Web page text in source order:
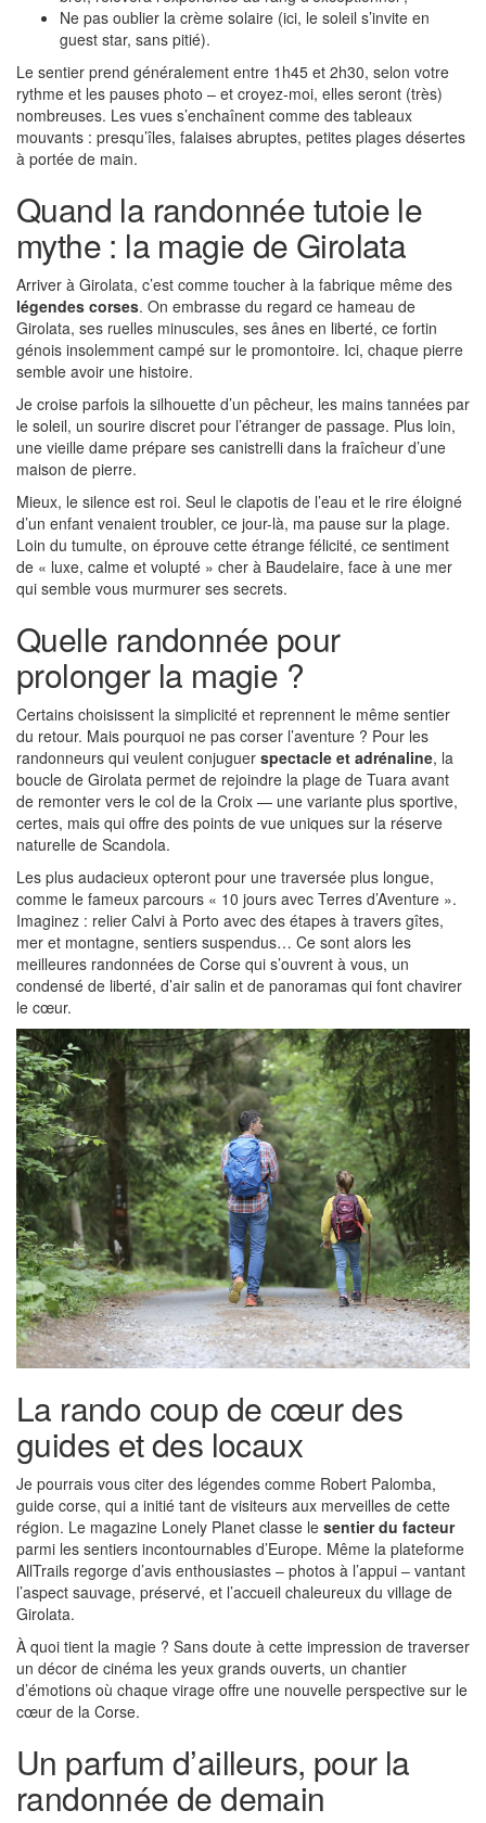
Ne pas oublier la crème solaire (ici, le soleil s’invite en
guest star, sans pitié).
Le sentier prend généralement entre 1h45 et 2h30, selon votre
rythme et les pauses photo – et croyez-moi, elles seront (très)
nombreuses. Les vues s’enchaînent comme des tableaux
mouvants : presqu’îles, falaises abruptes, petites plages désertes
à portée de main.
Quand la randonnée tutoie le
mythe : la magie de Girolata
Arriver à Girolata, c’est comme toucher à la fabrique même des
légendes corses. On embrasse du regard ce hameau de
Girolata, ses ruelles minuscules, ses ânes en liberté, ce fortin
génois insolemment campé sur le promontoire. Ici, chaque pierre
semble avoir une histoire.
Je croise parfois la silhouette d’un pêcheur, les mains tannées par
le soleil, un sourire discret pour l’étranger de passage. Plus loin,
une vieille dame prépare ses canistrelli dans la fraîcheur d’une
maison de pierre.
Mieux, le silence est roi. Seul le clapotis de l’eau et le rire éloigné
d’un enfant venaient troubler, ce jour-là, ma pause sur la plage.
Loin du tumulte, on éprouve cette étrange félicité, ce sentiment
de « luxe, calme et volupté » cher à Baudelaire, face à une mer
qui semble vous murmurer ses secrets.
Quelle randonnée pour
prolonger la magie ?
Certains choisissent la simplicité et reprennent le même sentier
du retour. Mais pourquoi ne pas corser l’aventure ? Pour les
randonneurs qui veulent conjuguer spectacle et adrénaline, la
boucle de Girolata permet de rejoindre la plage de Tuara avant
de remonter vers le col de la Croix — une variante plus sportive,
certes, mais qui offre des points de vue uniques sur la réserve
naturelle de Scandola.
Les plus audacieux opteront pour une traversée plus longue,
comme le fameux parcours « 10 jours avec Terres d’Aventure ».
Imaginez : relier Calvi à Porto avec des étapes à travers gîtes,
mer et montagne, sentiers suspendus… Ce sont alors les
meilleures randonnées de Corse qui s’ouvrent à vous, un
condensé de liberté, d’air salin et de panoramas qui font chavirer
le cœur.
La rando coup de cœur des
guides et des locaux
Je pourrais vous citer des légendes comme Robert Palomba,
guide corse, qui a initié tant de visiteurs aux merveilles de cette
région. Le magazine Lonely Planet classe le sentier du facteur
parmi les sentiers incontournables d’Europe. Même la plateforme
AllTrails regorge d’avis enthousiastes – photos à l’appui – vantant
l’aspect sauvage, préservé, et l’accueil chaleureux du village de
Girolata.
À quoi tient la magie ? Sans doute à cette impression de traverser
un décor de cinéma les yeux grands ouverts, un chantier
d’émotions où chaque virage offre une nouvelle perspective sur le
cœur de la Corse.
Un parfum d’ailleurs, pour la
randonnée de demain